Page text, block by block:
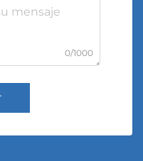
0/1000